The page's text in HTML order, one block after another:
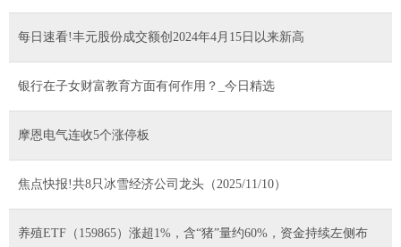
每日速看!丰元股份成交额创2024年4月15日以来新高
银行在子女财富教育方面有何作用？_今日精选
摩恩电气连收5个涨停板
焦点快报!共8只冰雪经济公司龙头（2025/11/10）
养殖ETF（159865）涨超1%，含“猪”量约60%，资金持续左侧布